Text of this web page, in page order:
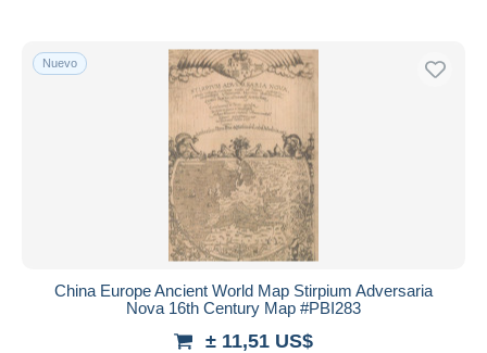
Nuevo
China Europe Ancient World Map Stirpium Adversaria
Nova 16th Century Map #PBI283
± 11,51 US$